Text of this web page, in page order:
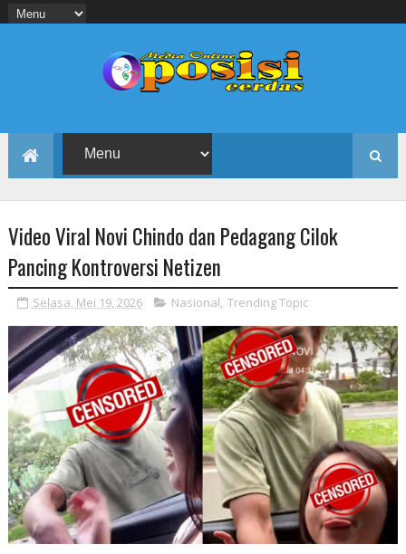
Video Viral Novi Chindo dan Pedagang Cilok
Pancing Kontroversi Netizen
Selasa, Mei 19, 2026 Nasional, Trending Topic